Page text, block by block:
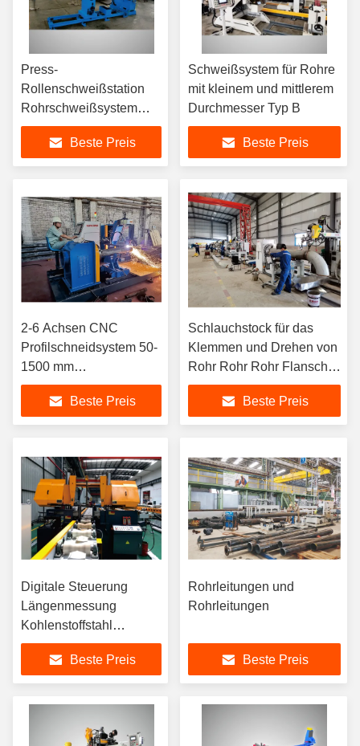
Press-
Rollenschweißstation
Rohrschweißsystem
PLC gesteuert
Beste Preis
Schweißsystem für Rohre
mit kleinem und mittlerem
Durchmesser Typ B
Beste Preis
2-6 Achsen CNC
Profilschneidsystem 50-
1500 mm
Schnittdurchmesser
Beste Preis
Schlauchstock für das
Klemmen und Drehen von
Rohr Rohr Rohr Flansche
Rohr Ellenbogen Rohr-
Tee Rohr zum Reduktor
Beste Preis
Digitale Steuerung
Längenmessung
Kohlenstoffstahl
Bandsäge
Beste Preis
Rohrleitungen und
Rohrleitungen
Beste Preis